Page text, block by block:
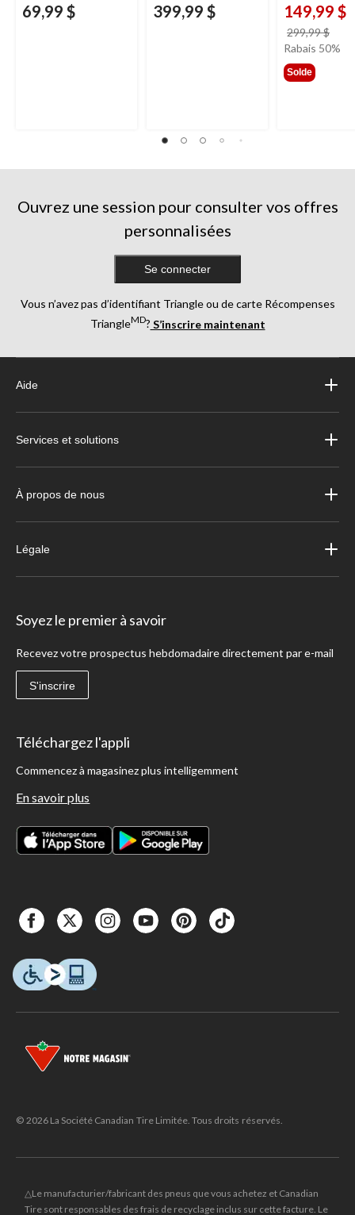
69,99 $ 399,99 $ 149,99 $
299,99 $
était
Rabais 50%
Solde
Ouvrez une session pour consulter vos offres
personnalisées
Se connecter
Vous n’avez pas d’identifiant Triangle ou de carte Récompenses
TriangleMD? S’inscrire maintenant
Aide
Services et solutions
À propos de nous
Légale
Soyez le premier à savoir
Recevez votre prospectus hebdomadaire directement par e-mail
S'inscrire
Téléchargez l'appli
Commencez à magasinez plus intelligemment
En savoir plus
© 2026 La Société Canadian Tire Limitée. Tous droits réservés.
△Le manufacturier/fabricant des pneus que vous achetez et Canadian
Tire sont responsables des frais de recyclage inclus sur cette facture. Le